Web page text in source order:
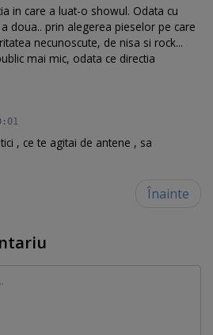
in care a luat-o showul. Odata cu
doua.. prin alegerea pieselor pe care
necunoscute, de nisa si rock...
mai mic, odata ce directia
, ce te agitai de antene , sa
Înainte